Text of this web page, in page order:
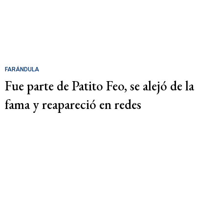
FARÁNDULA
Fue parte de Patito Feo, se alejó de la
fama y reapareció en redes